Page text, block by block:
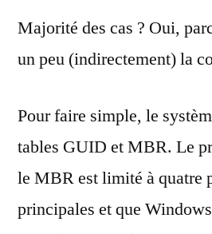
Majorité des cas ? Oui,
un peu (indirectement) la
Pour faire simple, le
tables GUID et MBR. Le
le MBR est limité à quatre
principales et que